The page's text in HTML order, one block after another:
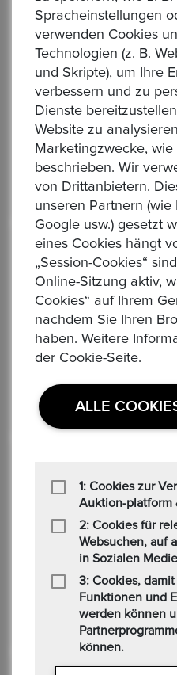
Edelmetallfan
AUSTRALIEN.
(Unze) FM-Frankf
5.00
Superschnelle Lieferung,
der !
Jessica
13Jun, 2024
AUSTRALIEN.
2019/2020/
Alles gut!
Jessica
07Jan, 2024
NIUE. 2 Dollar
31,1 gr.
5.00
Alles in Ordnung!
Spracheinstellungen
verwenden Cookies
Technologien (z. B.
und Skripte), um Ihre
verbessern und zu
Dienste
Website zu
Marketingzwecke,
beschrieben. Wir
von Drittanbietern.
unseren Partnern (wie
Google usw.) gesetzt
eines Cookies hängt
„Session-Cookies“
Online-Sitzung aktiv,
Cookies“ auf Ihrem
nachdem Sie Ihren
haben. Weitere
der Cookie-Seite.
ALLE
1: Cookies zur
Auktion-platform
2: Cookies für
Websuchen, auf
in Sozialen
3: Cookies,
Funktionen und
werden können
können.